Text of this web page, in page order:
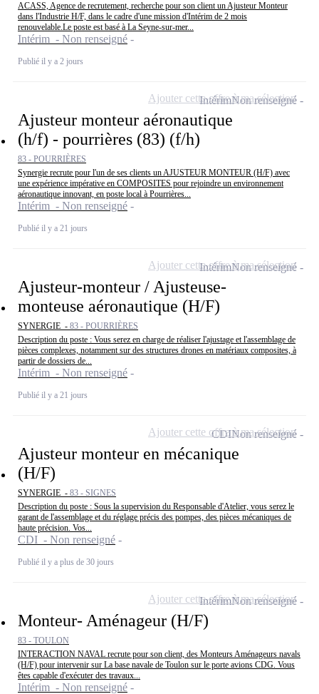
ACASS, Agence de recrutement, recherche pour son client un Ajusteur Monteur
dans l'Industrie H/F, dans le cadre d'une mission d'Intérim de 2 mois
renouvelable.Le poste est basé à La Seyne-sur-mer...
Intérim - Non renseigné
Publié il y a 2 jours
Ajusteur monteur aéronautique
(h/f) - pourrières (83) (f/h)
83 - POURRIÈRES
Synergie recrute pour l'un de ses clients un AJUSTEUR MONTEUR (H/F) avec
une expérience impérative en COMPOSITES pour rejoindre un environnement
aéronautique innovant, en poste local à Pourrières...
Intérim - Non renseigné
Publié il y a 21 jours
IntérimNon renseigné
Ajouter cette offre à ma sélection
Ajusteur-monteur / Ajusteuse-
monteuse aéronautique (H/F)
SYNERGIE - 83 - POURRIÈRES
Description du poste : Vous serez en charge de réaliser l'ajustage et l'assemblage de
pièces complexes, notamment sur des structures drones en matériaux composites, à
partir de dossiers de...
Intérim - Non renseigné
Publié il y a 21 jours
IntérimNon renseigné
Ajouter cette offre à ma sélection
Ajusteur monteur en mécanique
(H/F)
SYNERGIE - 83 - SIGNES
Description du poste : Sous la supervision du Responsable d'Atelier, vous serez le
garant de l'assemblage et du réglage précis des pompes, des pièces mécaniques de
haute précision. Vos...
CDI - Non renseigné
Publié il y a plus de 30 jours
CDINon renseigné
Ajouter cette offre à ma sélection
Monteur- Aménageur (H/F)
83 - TOULON
INTERACTION NAVAL recrute pour son client, des Monteurs Aménageurs navals
(H/F) pour intervenir sur La base navale de Toulon sur le porte avions CDG. Vous
êtes capable d'exécuter des travaux...
Intérim - Non renseigné
IntérimNon renseigné
Ajouter cette offre à ma sélection